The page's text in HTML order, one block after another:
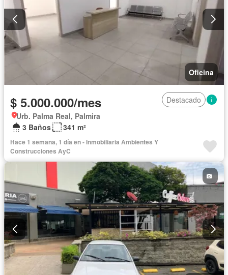
Oficina
$ 5.000.000/mes
Destacado
Urb. Palma Real, Palmira
3 Baños
341 m²
Hace 1 semana, 1 día en - Inmobiliaria Ambientes Y
Construcciones AyC